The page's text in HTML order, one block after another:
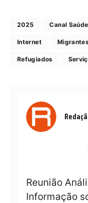
2025 Canal Saúde
Internet
Refugiados
Reunião
Informação